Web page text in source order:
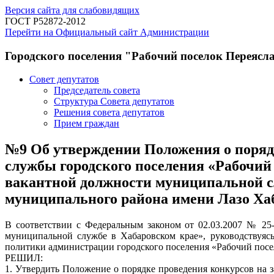
Версия сайта для слабовидящих
ГОСТ Р52872-2012
Перейти на Официальный сайт Администрации
Городского поселения "Рабочий поселок
Совет депутатов
Председатель совета
Структура Совета депутатов
Решения совета депутатов
Прием граждан
№9 Об утверждении Положения о
службы городского поселения
вакантной должности муниципальной
муниципального района имени Лазо
В соответствии с Федеральным законом от 02.03.2007 №
муниципальной службе в Хабаровском крае»,
политики администрации городского поселения «Рабочий
РЕШИЛ:
1. Утвердить Положение о порядке проведения конкурсов на